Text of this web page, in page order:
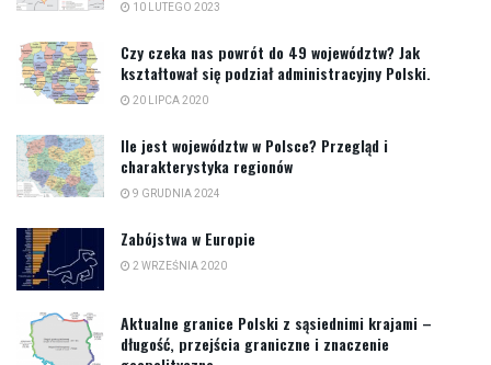
10 LUTEGO 2023
Czy czeka nas powrót do 49 województw? Jak
kształtował się podział administracyjny Polski.
20 LIPCA 2020
Ile jest województw w Polsce? Przegląd i
charakterystyka regionów
9 GRUDNIA 2024
Zabójstwa w Europie
2 WRZEŚNIA 2020
Aktualne granice Polski z sąsiednimi krajami –
długość, przejścia graniczne i znaczenie